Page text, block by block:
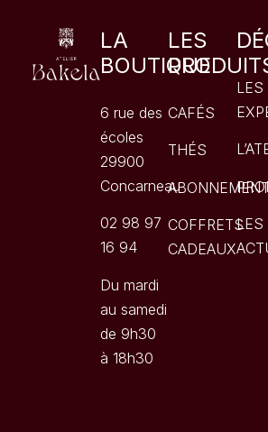
LA
BOUTIQUE
6 rue des
écoles
29900
Concarneau
02 98 97
16 94
Du mardi
au samedi
de 9h30
à 18h30
LES
CAFÉS
THÉS
COFFRETS
CADEAUX
LES
LES